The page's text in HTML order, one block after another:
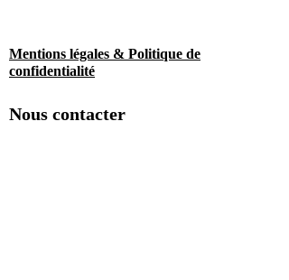
Mentions légales & Politique de
confidentialité
Nous contacter